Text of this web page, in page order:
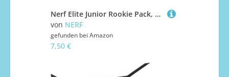
Nerf Elite Junior Rookie Pack, Easy-Play Blaster, 32 Nerf Elite Darts, 4 Ziele
von NERF
gefunden bei Amazon
7,50 €